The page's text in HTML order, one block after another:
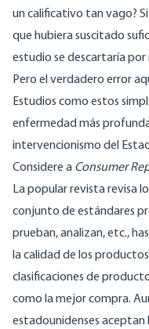
un calificativo tan vago?
que hubiera suscitado
estudio se descartaría por
Pero el verdadero error
Estudios como estos
enfermedad más
intervencionismo del
Considere a Consumer
La popular revista revisa
conjunto de estándares
prueban, analizan, etc.,
la calidad de los
clasificaciones de
como la mejor compra.
estadounidenses aceptan